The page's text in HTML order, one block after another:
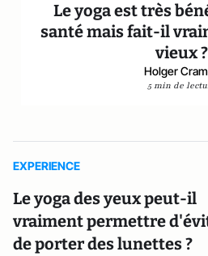
Le yoga est très
santé mais fait-il
vieux ?
Holger
5 min de
EXPERIENCE
Le yoga des yeux peut-il
vraiment permettre
de porter des lunettes ?